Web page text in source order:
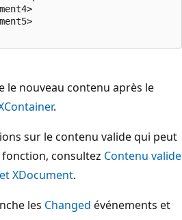
le nouveau contenu après le
.
sur le contenu valide qui peut
consultez Contenu valide
XDocument.
les Changed événements et